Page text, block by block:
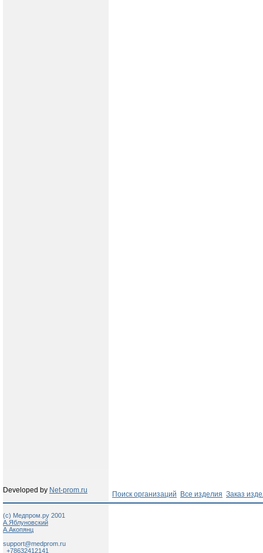
Developed by Net-prom.ru Поиск организаций Все изделия Заказ
(c) Медпром.ру 2001
А.Яблуновский
А.Акопянц
support@medprom.ru
+78632412141